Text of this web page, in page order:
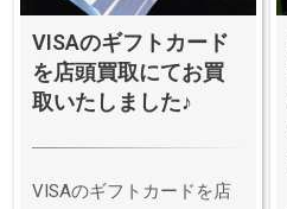
VISAのギフトカード
を店頭買取にてお買
取いたしました♪
VISAのギフトカードを店